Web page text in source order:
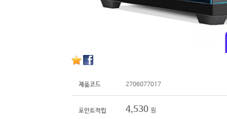
제품코드 2706077017
포인트적립 4,530 원